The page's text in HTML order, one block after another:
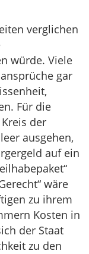
verglichen
würde. Viele
gar
Für die
der
ausgehen,
auf ein
wäre
zu ihrem
Kosten in
der Staat
zu den